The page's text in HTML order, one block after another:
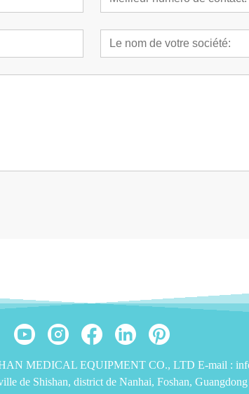
MEDICAL EQUIPMENT CO., LTD E-mail :
de Shishan, district de Nanhai, Foshan,